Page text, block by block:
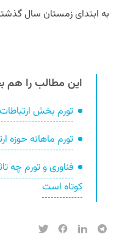
به ابتدای زمستان سال
این مطالب را هم
تورم بخش ارتباطات بیش از ۲۰
تورم ماهانه حوزه
فناوری و تورم چه
کوتاه است